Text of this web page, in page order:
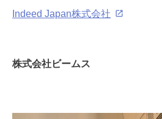
Indeed Japan株式会社
株式会社ビームス